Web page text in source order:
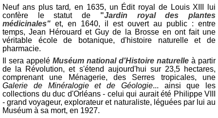
Neuf ans plus tard, en 1635, un Édit royal de Louis XIII lui
confère le statut de "Jardin royal des plantes
médicinales" et, en 1640, il est ouvert au public : entre
temps, Jean Hérouard et Guy de la Brosse en ont fait une
véritable école de botanique, d'histoire naturelle et de
pharmacie.
Il sera appelé Muséum national d'Histoire naturelle à partir
de la Révolution, et s'étend aujourd'hui sur 23,5 hectares,
comprenant une Ménagerie, des Serres tropicales, une
Galerie de Minéralogie et de Géologie... ainsi que les
collections du duc d'Orléans - celui qui aurait été Philippe VIII
- grand voyageur, explorateur et naturaliste, léguées par lui au
Muséum à sa mort, en 1927.